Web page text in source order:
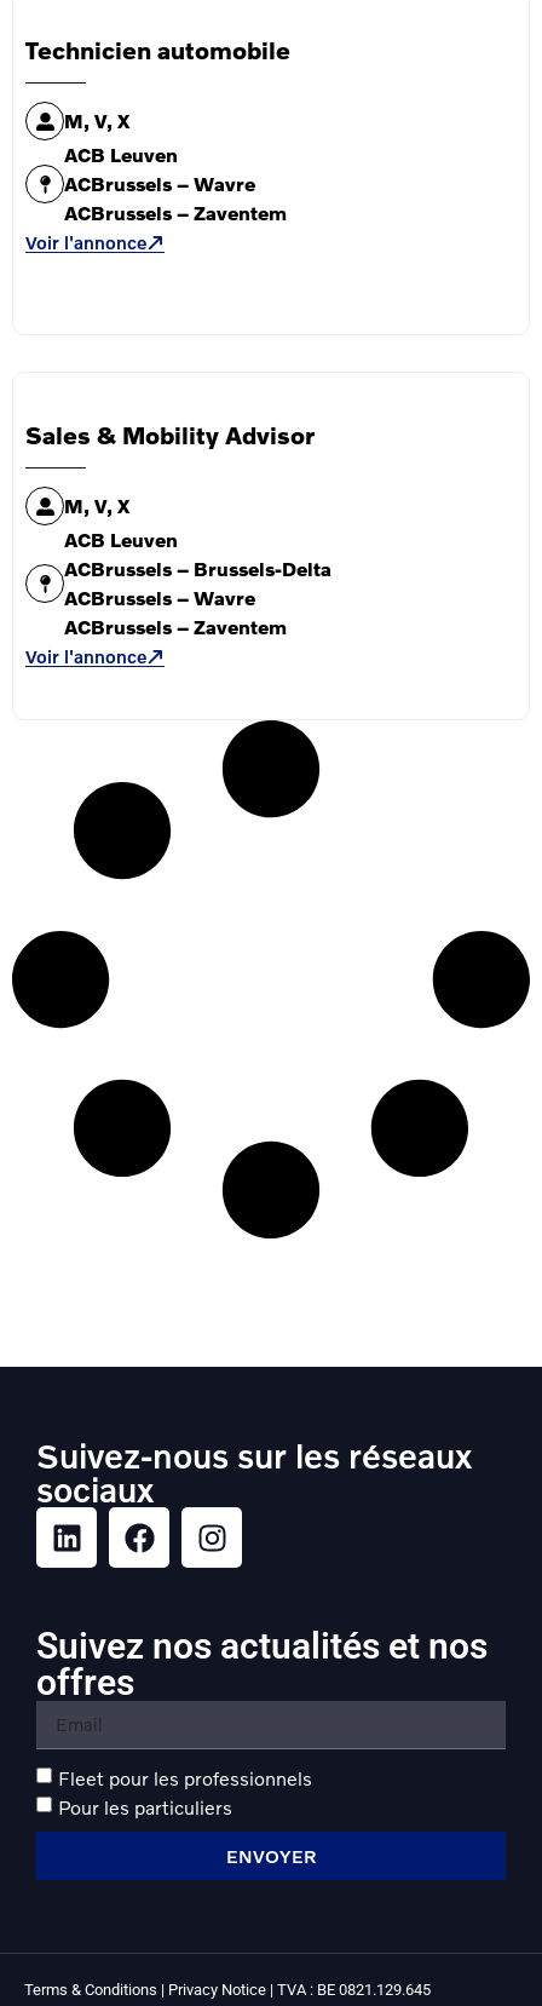
Technicien automobile
M, V, X
ACB Leuven
ACBrussels – Wavre
ACBrussels – Zaventem
Voir l'annonce
Sales & Mobility Advisor
M, V, X
ACB Leuven
ACBrussels – Brussels-Delta
ACBrussels – Wavre
ACBrussels – Zaventem
Voir l'annonce
Suivez-nous sur les réseaux
sociaux
Suivez nos actualités et nos
offres
Fleet pour les professionnels
Pour les particuliers
ENVOYER
Terms & Conditions | Privacy Notice | TVA : BE 0821.129.645